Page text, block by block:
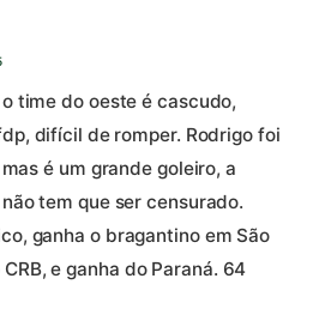
time do oeste é cascudo,
difícil de romper. Rodrigo foi
é um grande goleiro, a
tem que ser censurado.
ganha o bragantino em São
e ganha do Paraná. 64